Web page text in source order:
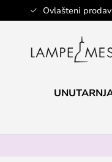
Ovlašteni
Skip
to